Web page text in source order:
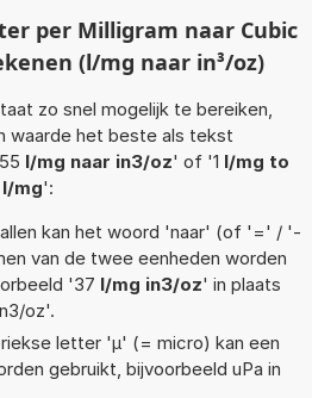
per Milligram naar Cubic
(l/mg naar in³/oz)
zo snel mogelijk te bereiken,
waarde het beste als tekst
l/mg naar in3/oz' of '1 l/mg to
l/mg':
kan het woord 'naar' (of '=' / '-
van de twee eenheden worden
'37 l/mg in3/oz' in plaats
oz'.
letter 'µ' (= micro) kan een
gebruikt, bijvoorbeeld uPa in